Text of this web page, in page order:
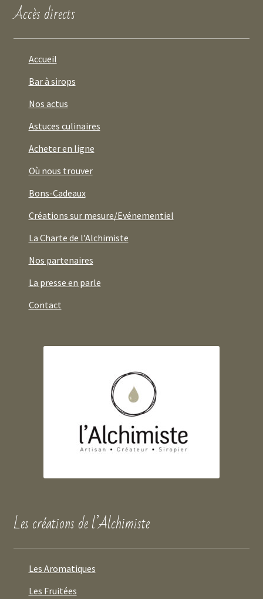
Accès directs
Accueil
Bar à sirops
Nos actus
Astuces culinaires
Acheter en ligne
Où nous trouver
Bons-Cadeaux
Créations sur mesure/Evénementiel
La Charte de l’Alchimiste
Nos partenaires
La presse en parle
Contact
Les créations de l’Alchimiste
Les Aromatiques
Les Fruitées